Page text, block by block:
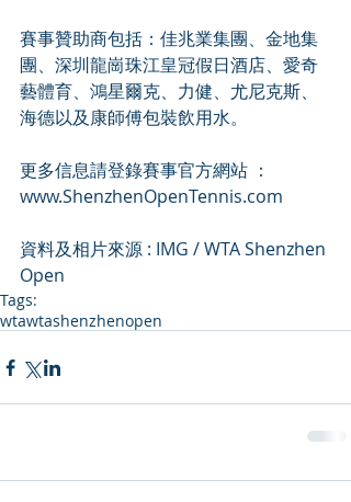
賽事贊助商包括：佳兆業集團、金地集
團、深圳龍崗珠江皇冠假日酒店、愛奇
藝體育、鴻星爾克、力健、尤尼克斯、
海德以及康師傅包裝飲用水。
更多信息請登錄賽事官方網站 ：
www.ShenzhenOpenTennis.com
資料及相片來源 : IMG / WTA Shenzhen
Open
Tags:
wtawtashenzhenopen